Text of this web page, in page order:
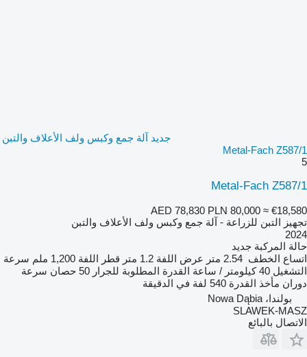
جديد آلة جمع وكبس ولف الأعلاف والتبن
Metal-Fach Z587/1
5
Metal-Fach Z587/1
AED 78,830 PLN 80,000 ≈ €18,580
تجهيز التبن للزراعة - آلة جمع وكبس ولف الأعلاف والتبن
2024
حالة المركبة جديد
اتساع الخطف 2.54 متر عرض اللفة 1.2 متر قطر اللفة 1,200 ملم
سرعة
التشغيل 40 كيلومتر / ساعة القدرة المطلوبة للجرار 50 حصان
سرعة
دوران مأخذ القدرة 540 لفة في الدقيقة
بولندا، Nowa Dąbia
SLAWEK-MASZ
الاتصال بالبائع